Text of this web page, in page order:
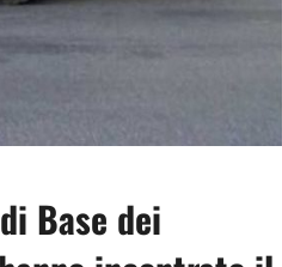
Base dei